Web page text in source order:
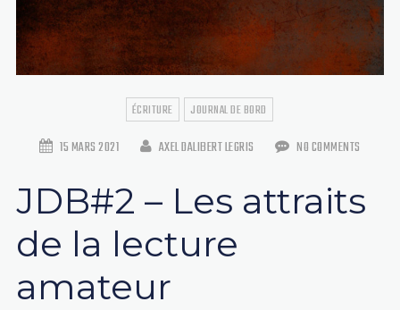
ÉCRITURE JOURNAL DE BORD
15 MARS 2021 AXEL DALIBERT LEGRIS NO COMMENTS
JDB#2 – Les attraits
de la lecture
amateur